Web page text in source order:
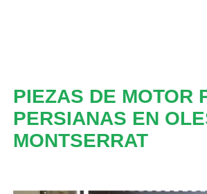
PIEZAS DE MOTOR
PERSIANAS EN
MONTSERRAT